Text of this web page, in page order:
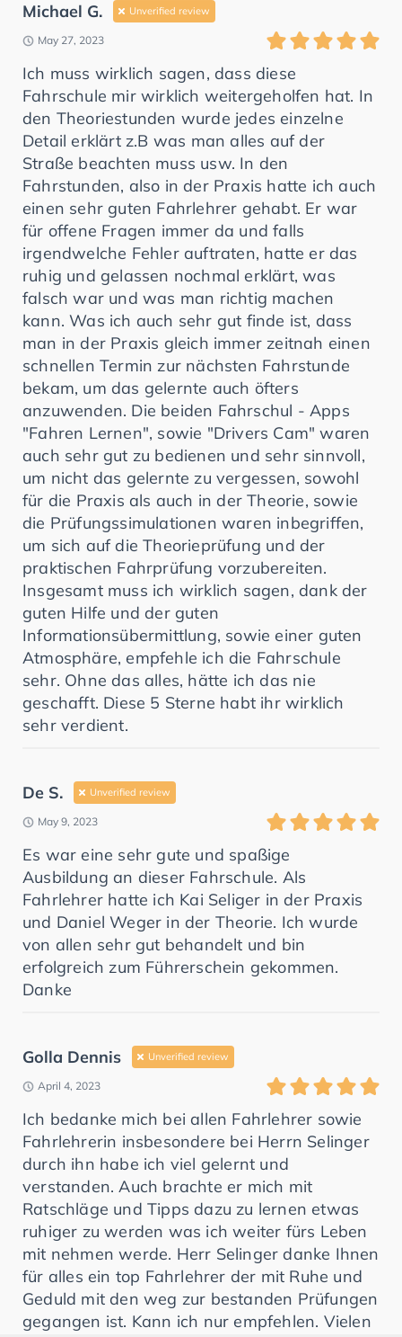
Michael G. Unverified review
May 27, 2023
Ich muss wirklich sagen, dass diese
Fahrschule mir wirklich weitergeholfen hat. In
den Theoriestunden wurde jedes einzelne
Detail erklärt z.B was man alles auf der
Straße beachten muss usw. In den
Fahrstunden, also in der Praxis hatte ich auch
einen sehr guten Fahrlehrer gehabt. Er war
für offene Fragen immer da und falls
irgendwelche Fehler auftraten, hatte er das
ruhig und gelassen nochmal erklärt, was
falsch war und was man richtig machen
kann. Was ich auch sehr gut finde ist, dass
man in der Praxis gleich immer zeitnah einen
schnellen Termin zur nächsten Fahrstunde
bekam, um das gelernte auch öfters
anzuwenden. Die beiden Fahrschul - Apps
"Fahren Lernen", sowie "Drivers Cam" waren
auch sehr gut zu bedienen und sehr sinnvoll,
um nicht das gelernte zu vergessen, sowohl
für die Praxis als auch in der Theorie, sowie
die Prüfungssimulationen waren inbegriffen,
um sich auf die Theorieprüfung und der
praktischen Fahrprüfung vorzubereiten.
Insgesamt muss ich wirklich sagen, dank der
guten Hilfe und der guten
Informationsübermittlung, sowie einer guten
Atmosphäre, empfehle ich die Fahrschule
sehr. Ohne das alles, hätte ich das nie
geschafft. Diese 5 Sterne habt ihr wirklich
sehr verdient.
De S. Unverified review
May 9, 2023
Es war eine sehr gute und spaßige
Ausbildung an dieser Fahrschule. Als
Fahrlehrer hatte ich Kai Seliger in der Praxis
und Daniel Weger in der Theorie. Ich wurde
von allen sehr gut behandelt und bin
erfolgreich zum Führerschein gekommen.
Danke
Golla Dennis Unverified review
April 4, 2023
Ich bedanke mich bei allen Fahrlehrer sowie
Fahrlehrerin insbesondere bei Herrn Selinger
durch ihn habe ich viel gelernt und
verstanden. Auch brachte er mich mit
Ratschläge und Tipps dazu zu lernen etwas
ruhiger zu werden was ich weiter fürs Leben
mit nehmen werde. Herr Selinger danke Ihnen
für alles ein top Fahrlehrer der mit Ruhe und
Geduld mit den weg zur bestanden Prüfungen
gegangen ist. Kann ich nur empfehlen. Vielen